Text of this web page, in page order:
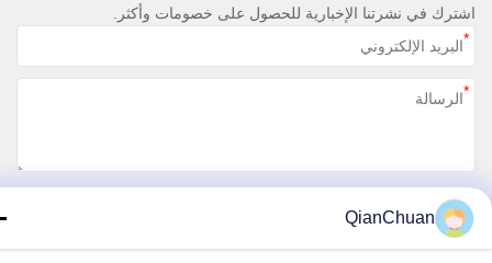
في نشرتنا الإخبارية للحصول على خصومات وأكثر.
QianChuan